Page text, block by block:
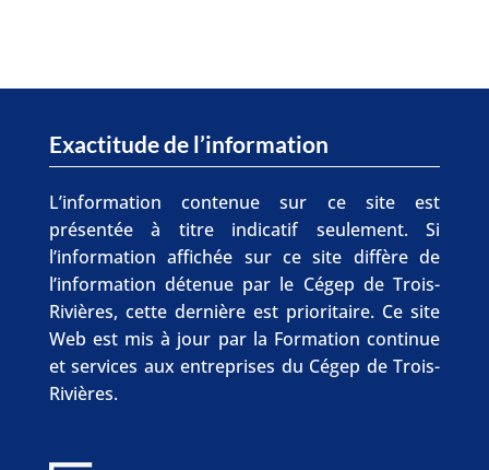
Exactitude de l’information
L’information contenue sur ce site est
présentée à titre indicatif seulement. Si
l’information affichée sur ce site diffère de
l’information détenue par le Cégep de Trois-
Rivières, cette dernière est prioritaire. Ce site
Web est mis à jour par la Formation continue
et services aux entreprises du Cégep de Trois-
Rivières.